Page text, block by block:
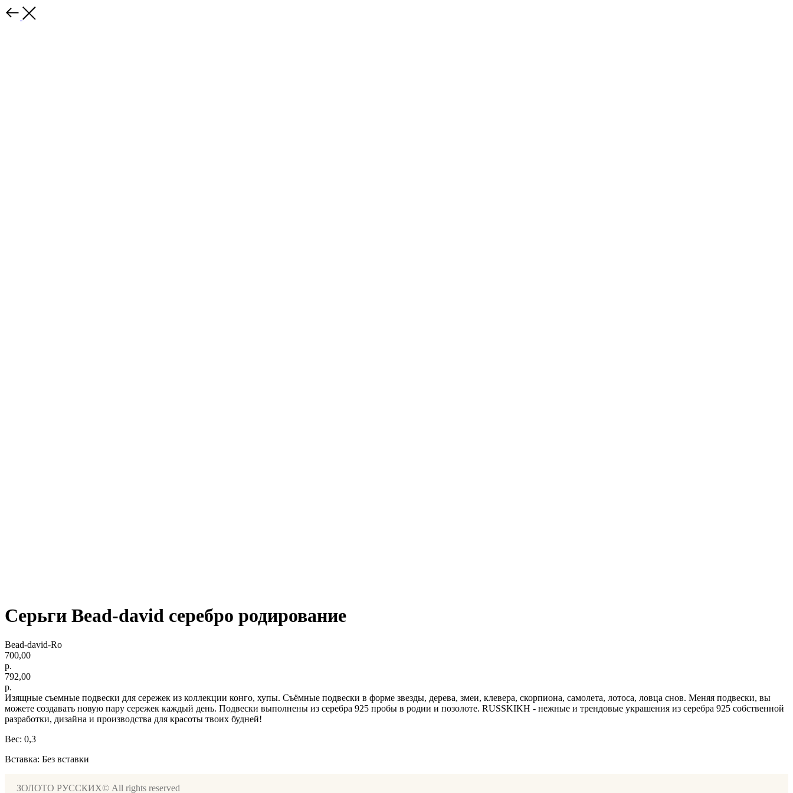
Серьги Bead-david серебро родирование
Bead-david-Ro
700,00
р.
792,00
р.
Изящные съемные подвески для сережек из коллекции конго, хупы. Съёмные подвески в форме звезды, дерева, змеи, клевера, скорпиона, самолета, лотоса, ловца снов. Меняя подвески, вы
можете создавать новую пару сережек каждый день. Подвески выполнены из серебра 925 пробы в родии и позолоте. RUSSKIKH - нежные и трендовые украшения из серебра 925 собственной
разработки, дизайна и производства для красоты твоих будней!
Вес: 0,3
Вставка: Без вставки
ЗОЛОТО РУССКИХ© All rights reserved